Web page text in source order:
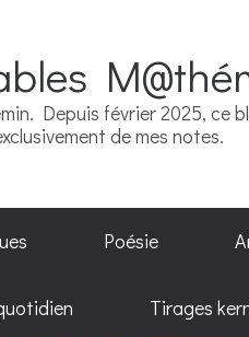
Depuis février 2025,
de mes notes.
Poésie
Tirages